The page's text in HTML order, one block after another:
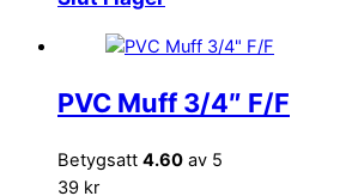
PVC Muff 3/4″ F/F
Betygsatt 4.60 av 5
39 kr